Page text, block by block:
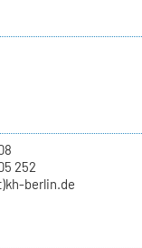
252
berlin.de